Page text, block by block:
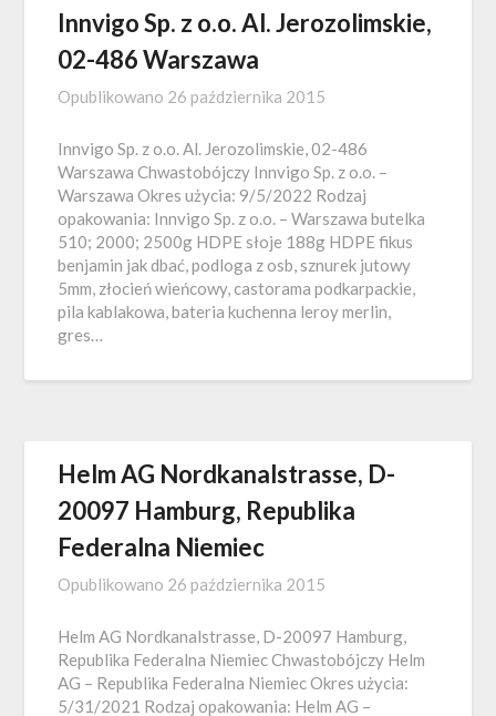
Innvigo Sp. z o.o. Al. Jerozolimskie,
02-486 Warszawa
Opublikowano 26 października 2015
Innvigo Sp. z o.o. Al. Jerozolimskie, 02-486
Warszawa Chwastobójczy Innvigo Sp. z o.o. –
Warszawa Okres użycia: 9/5/2022 Rodzaj
opakowania: Innvigo Sp. z o.o. – Warszawa butelka
510; 2000; 2500g HDPE słoje 188g HDPE fikus
benjamin jak dbać, podloga z osb, sznurek jutowy
5mm, złocień wieńcowy, castorama podkarpackie,
pila kablakowa, bateria kuchenna leroy merlin,
gres…
Helm AG Nordkanalstrasse, D-
20097 Hamburg, Republika
Federalna Niemiec
Opublikowano 26 października 2015
Helm AG Nordkanalstrasse, D-20097 Hamburg,
Republika Federalna Niemiec Chwastobójczy Helm
AG – Republika Federalna Niemiec Okres użycia:
5/31/2021 Rodzaj opakowania: Helm AG –